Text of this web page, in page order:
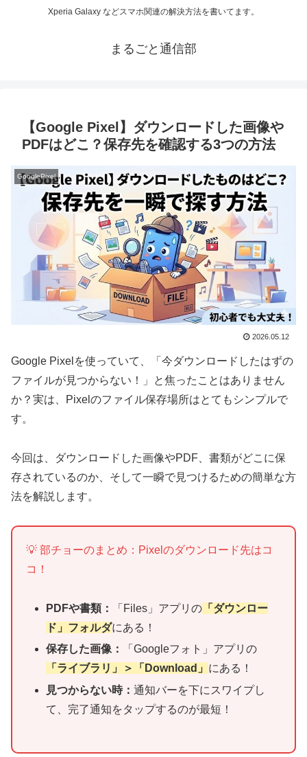
Xperia Galaxy などスマホ関連の解決方法を書いてます。
まるごと通信部
【Google Pixel】ダウンロードした画像や
PDFはどこ？保存先を確認する3つの方法
GooglePixel
2026.05.12
Google Pixelを使っていて、「今ダウンロードしたはずの
ファイルが見つからない！」と焦ったことはありません
か？実は、Pixelのファイル保存場所はとてもシンプルで
す。
今回は、ダウンロードした画像やPDF、書類がどこに保
存されているのか、そして一瞬で見つけるための簡単な方
法を解説します。
💡 部チョーのまとめ：Pixelのダウンロード先はコ
コ！
PDFや書類： 「Files」アプリの 「ダウンロー
ド」フォルダにある！
保存した画像：
「Googleフォト」アプリの
「ライブラリ」＞「Download」 にある！
見つからない時：通知バーを下にスワイプし
て、完了通知をタップするのが最短！